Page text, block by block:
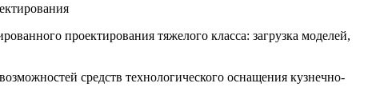
проектирования тяжелого класса: загрузка моделей,
средств технологического оснащения кузнечно-